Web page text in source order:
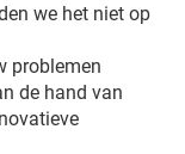
we het niet op
problemen
de hand van